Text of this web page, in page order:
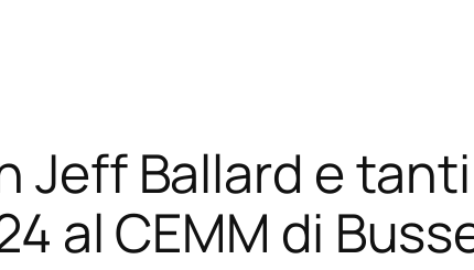
Jeff Ballard e
al CEMM di